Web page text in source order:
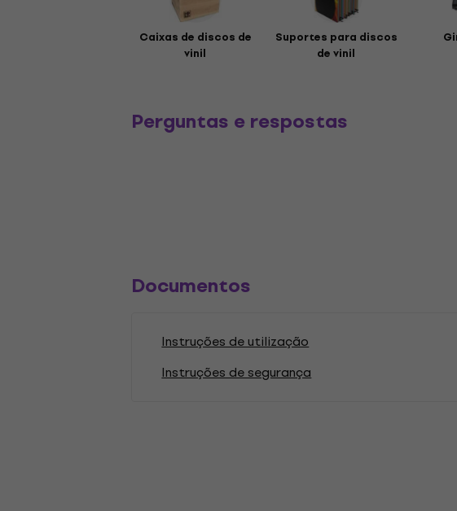
Caixas de discos de
vinil
Suportes para discos
de vinil
Perguntas e respostas
Documentos
Instruções de utilização
Instruções de segurança